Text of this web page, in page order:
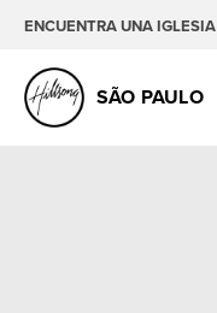
ENCUENTRA UNA IGLESIA
SÃO PAULO